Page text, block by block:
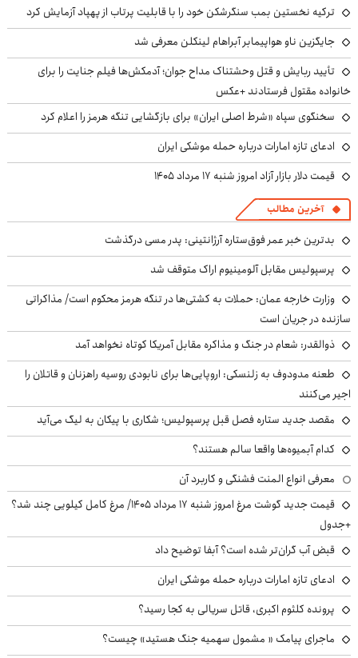
ترکیه نخستین بمب سنگرشکن خود را با قابلیت پرتاب از پهپاد آزمایش کرد
جایگزین ناو هواپیمابر آبراهام لینکلن معرفی شد
تأیید ربایش و قتل وحشتناک مداح جوان؛ آدمکش‌ها فیلم جنایت را برای
خانواده مقتول فرستادند +عکس
سخنگوی سپاه «شرط اصلی ایران» برای بازگشایی تنگه هرمز را اعلام کرد
ادعای تازه امارات درباره حمله موشکی ایران
قیمت دلار بازار آزاد امروز شنبه ۱۷ مرداد ۱۴۰۵
آخرین مطالب
بدترین خبر عمر فوق‌ستاره آرژانتینی: پدر مسی درگذشت
پرسپولیس مقابل آلومینیوم اراک متوقف شد
وزارت خارجه عمان: حملات به کشتی‌ها در تنگه هرمز محکوم است/ مذاکراتی
سازنده در جریان است
ذوالقدر: شعام در جنگ و مذاکره مقابل آمریکا کوتاه نخواهد آمد
طعنه مدودوف به زلنسکی: اروپایی‌ها برای نابودی روسیه راهزنان و قاتلان را
اجیر می‌کنند
مقصد جدید ستاره فصل قبل پرسپولیس؛ شکاری با پیکان به لیگ می‌آید
کدام آبمیوه‌ها واقعا سالم هستند؟
معرفی انواع المنت فشنگی و کاربرد آن
قیمت جدید گوشت مرغ امروز شنبه ۱۷ مرداد ۱۴۰۵/ مرغ کامل کیلویی چند شد؟
+جدول
قبض آب گران‌تر شده است؟ آبفا توضیح داد
ادعای تازه امارات درباره حمله موشکی ایران
پرونده کلثوم اکبری، قاتل سریالی به کجا رسید؟
ماجرای پیامک « مشمول سهمیه جنگ هستید» چیست؟